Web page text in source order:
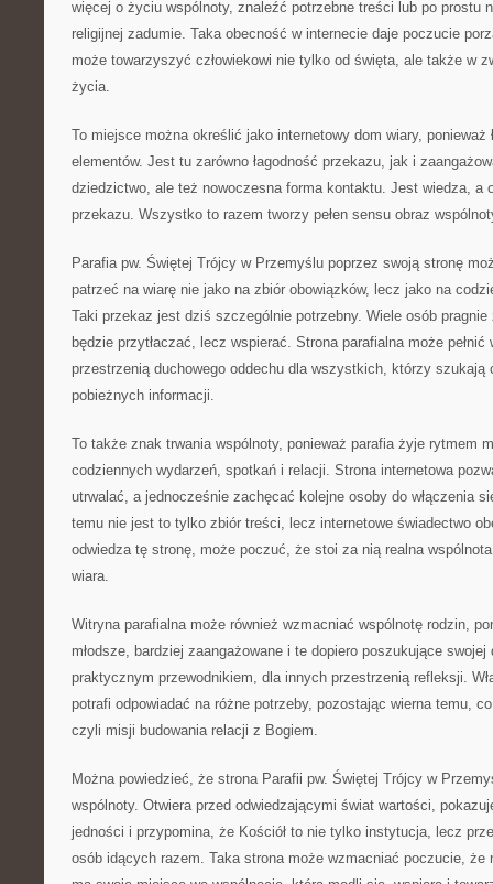
więcej o życiu wspólnoty, znaleźć potrzebne treści lub po prostu
religijnej zadumie. Taka obecność w internecie daje poczucie
może towarzyszyć człowiekowi nie tylko od święta, ale także w
życia.
To miejsce można określić jako internetowy dom wiary, ponieważ
elementów. Jest tu zarówno łagodność przekazu, jak i
dziedzictwo, ale też nowoczesna forma kontaktu. Jest wiedza, a
przekazu. Wszystko to razem tworzy pełen sensu obraz
Parafia pw. Świętej Trójcy w Przemyślu poprzez swoją stronę
patrzeć na wiarę nie jako na zbiór obowiązków, lecz jako na
Taki przekaz jest dziś szczególnie potrzebny. Wiele osób
będzie przytłaczać, lecz wspierać. Strona parafialna może pełnić
przestrzenią duchowego oddechu dla wszystkich, którzy szukają
pobieżnych informacji.
To także znak trwania wspólnoty, ponieważ parafia żyje rytmem
codziennych wydarzeń, spotkań i relacji. Strona internetowa
utrwalać, a jednocześnie zachęcać kolejne osoby do włączenia
temu nie jest to tylko zbiór treści, lecz internetowe świadectwo
odwiedza tę stronę, może poczuć, że stoi za nią realna
wiara.
Witryna parafialna może również wzmacniać wspólnotę rodzin,
młodsze, bardziej zaangażowane i te dopiero poszukujące
praktycznym przewodnikiem, dla innych przestrzenią refleksji.
potrafi odpowiadać na różne potrzeby, pozostając wierna temu,
czyli misji budowania relacji z Bogiem.
Można powiedzieć, że strona Parafii pw. Świętej Trójcy w
wspólnoty. Otwiera przed odwiedzającymi świat wartości,
jedności i przypomina, że Kościół to nie tylko instytucja, lecz
osób idących razem. Taka strona może wzmacniać poczucie,